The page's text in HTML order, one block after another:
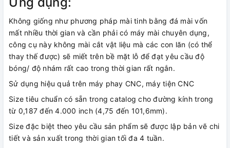
Không giống như phương pháp mài tinh bằng đá mài vốn
mất nhiều thời gian và cần phải có máy mài chuyên dụng,
công cụ này không mài cắt vật liệu mà các con lăn (có thể
thay thế được) sẽ miết trên bề mặt lỗ để đạt yêu cầu độ
bóng/ độ nhám rất cao trong thời gian rất ngắn.
Sử dụng hiệu quả trên máy phay CNC, máy tiện CNC
Size tiêu chuẩn có sẵn trong catalog cho đường kính trong
từ 0,187 đến 4.000 inch (4,75 đến 101,6mm).
Size đặc biệt theo yêu cầu sản phẩm sẽ được lập bản vẽ chi
tiết và sản xuất trong thời gian tối đa 4 tuần.